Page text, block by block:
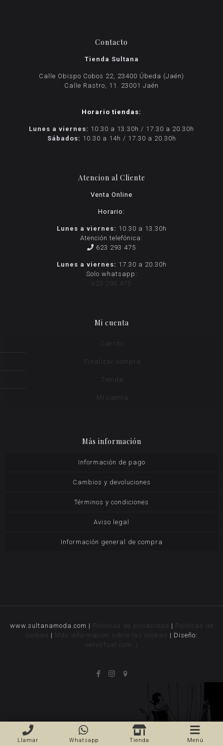
Contacto
Tienda Sultana
Calle Obispo Cobos 22, 23400 Úbeda (Jaén)
Calle Rastro, 11. 23001 Jaén
Horario tiendas:
Lunes a viernes: 10.30 a 13.30h / 17.30 a 20.30h
Sábados: 10.30 a 14h / 17.30 a 20.30h
Atencion al Cliente
Venta Online
Horario:
Lunes a viernes: 10.30 a 13.30h
Atención telefónica:
623 293 475
Lunes a viernes: 17.30 a 20.30h
Solo whatsapp:
623 293 475
Mi cuenta
Carrito
Finalizar compra
Tienda
Mi cuenta
Más información
Información de pago
Cambios y devoluciones
Términos y condiciones
Aviso legal
Información general de compra
www.sultanamoda.com | Politicas de privacidad | Politicas de
cookies | Más información sobre las cookies | Diseño:
veovirtual.com
;)
Llamar Whatsapp Tienda Menú